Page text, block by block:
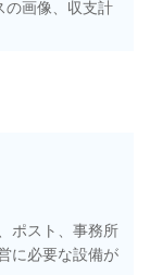
の画像、収支計
ポスト、事務所
に必要な設備が